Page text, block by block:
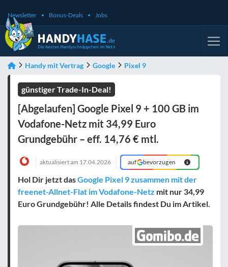
Newsletter Bonus-Deals Jobs
Handy mit Vertrag Google Pixel 9
günstiger Trade-In-Deal!
[Abgelaufen] Google Pixel 9 + 100 GB im
Vodafone-Netz mit 34,99 Euro
Grundgebühr – eff. 14,76 € mtl.
aktualisiert am 17.04.2026 auf bevorzugen
Hol Dir jetzt dasGoogle Pixel 9 zusammen mit der
freenet-Allnet-Flat im Vodafone-Netz mit nur 34,99
Euro Grundgebühr! Alle Details findest Du im Artikel.